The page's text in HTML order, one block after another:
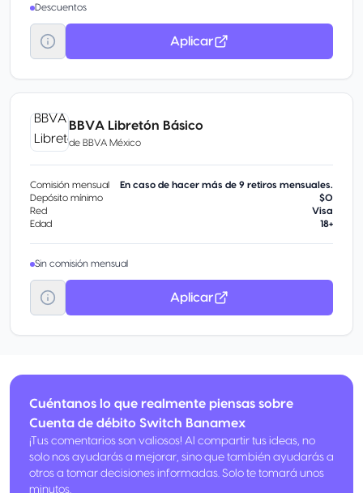
Descuentos
Aplicar
BBVA Libretón Básico
de BBVA México
Comisión mensual
En caso de hacer más de 9 retiros mensuales.
Depósito mínimo
$0
Red
Visa
Edad
18+
Sin comisión mensual
Aplicar
Cuéntanos lo que realmente piensas sobre
Cuenta de débito Switch Banamex
¡Tus comentarios son valiosos! Al compartir tus ideas, no
solo nos ayudarás a mejorar, sino que también ayudarás a
otros a tomar decisiones informadas. Solo te tomará unos
minutos.